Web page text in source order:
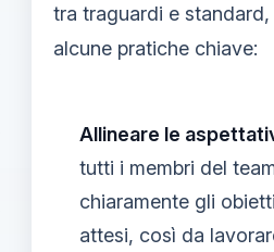
tra traguardi e
alcune pratiche chiave:
Allineare le
tutti i membri del
chiaramente gli
attesi, così da